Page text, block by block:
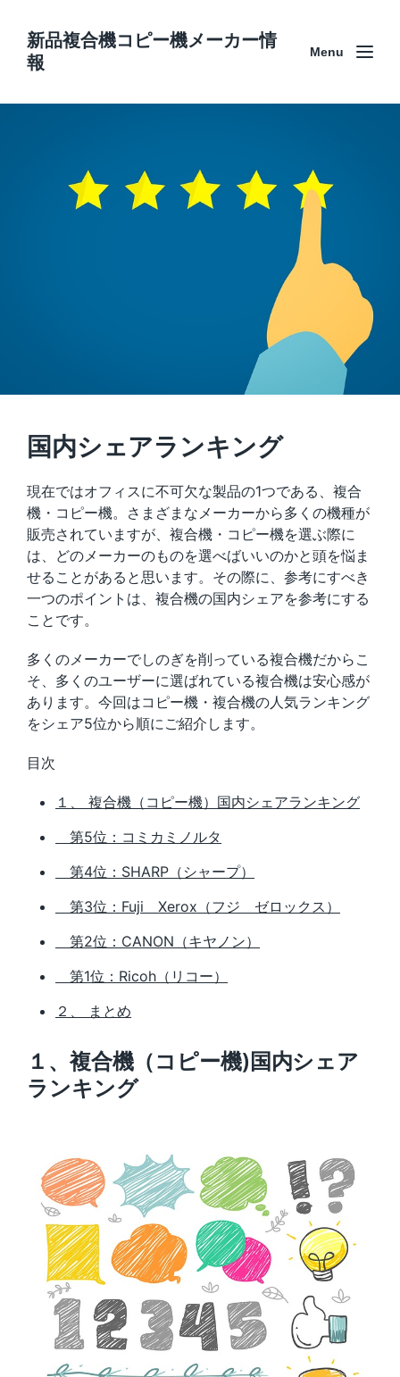
新品複合機コピー機メーカー情
報
Menu
国内シェアランキング
現在ではオフィスに不可欠な製品の1つである、複合
機・コピー機。さまざまなメーカーから多くの機種が
販売されていますが、複合機・コピー機を選ぶ際に
は、どのメーカーのものを選べばいいのかと頭を悩ま
せることがあると思います。その際に、参考にすべき
一つのポイントは、複合機の国内シェアを参考にする
ことです。
多くのメーカーでしのぎを削っている複合機だからこ
そ、多くのユーザーに選ばれている複合機は安心感が
あります。今回はコピー機・複合機の人気ランキング
をシェア5位から順にご紹介します。
目次
１、 複合機（コピー機）国内シェアランキング
第5位：コミカミノルタ
第4位：SHARP（シャープ）
第3位：Fuji Xerox（フジ ゼロックス）
第2位：CANON（キヤノン）
第1位：Ricoh（リコー）
２、 まとめ
１、複合機（コピー機)国内シェア
ランキング